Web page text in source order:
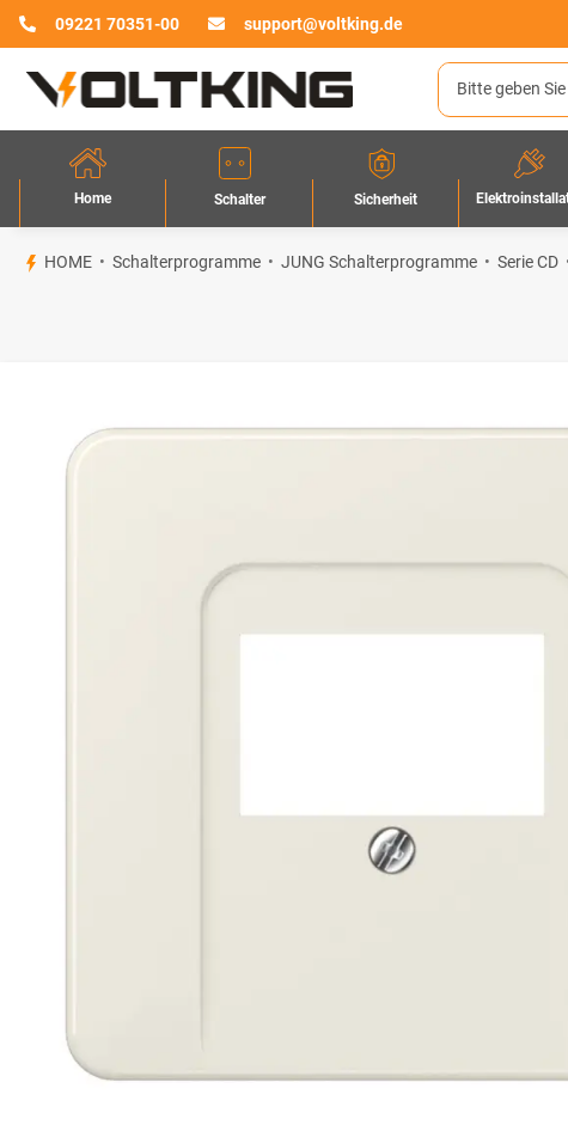
09221 70351-00 support@voltking.de
Home Schalter Sicherheit
HOME Schalterprogramme JUNG Schalterprogramme Serie CD